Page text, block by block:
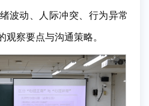
波动、人际冲突、行为异常
观察要点与沟通策略。